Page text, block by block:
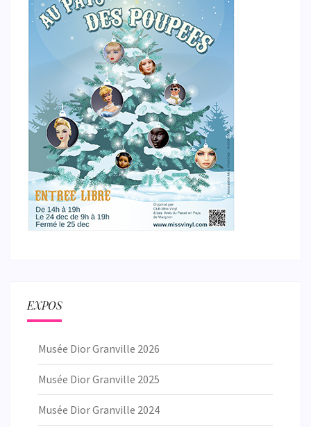
EXPOS
Musée Dior Granville 2026
Musée Dior Granville 2025
Musée Dior Granville 2024